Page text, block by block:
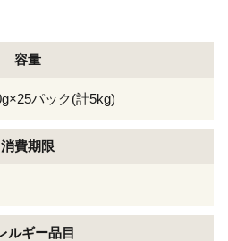
容量
パック(計5kg)
消費期限
ルギー品目